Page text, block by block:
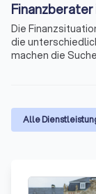
Die
die
machen die
Alle